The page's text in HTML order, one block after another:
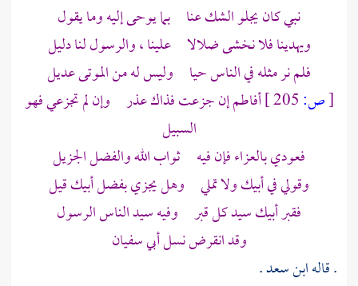
نبي كان يجلو الشك عنا بما يوحى إليه وما يقول
ويهدينا فلا نخشى ضلالا علينا ، والرسول لنا دليل
فلم نر مثله في الناس حيا وليس له من الموتى عديل
[ص:
أفاطم إن جزعت فذاك عذر وإن لم تجزعي فهو
السبيل
فعودي بالعزاء فإن فيه ثواب الله والفضل الجزيل
وقولي في أبيك ولا تملي وهل يجزي بفضل أبيك قيل
فقبر أبيك سيد كل قبر وفيه سيد الناس الرسول
وقد انقرض نسلأبي سفيان
. قالهابن سعد.